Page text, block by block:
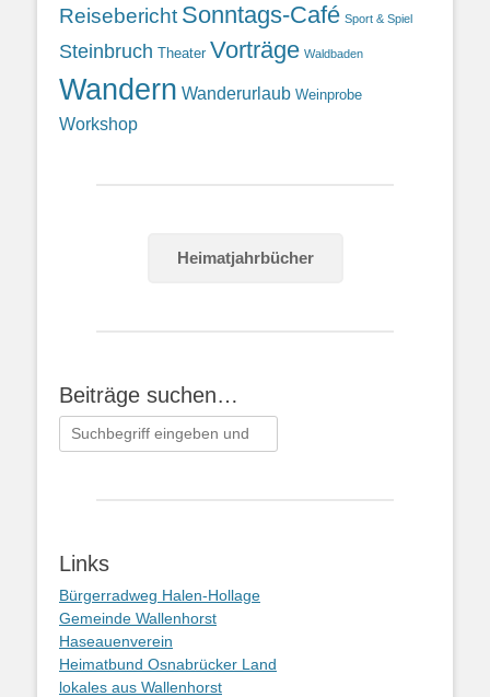
Reisebericht Sonntags-Café Sport & Spiel
Steinbruch Theater Vorträge Waldbaden
Wandern Wanderurlaub Weinprobe
Workshop
Heimatjahrbücher
Beiträge suchen…
Suchen
nach:
Links
Bürgerradweg Halen-Hollage
Gemeinde Wallenhorst
Haseauenverein
Heimatbund Osnabrücker Land
lokales aus Wallenhorst